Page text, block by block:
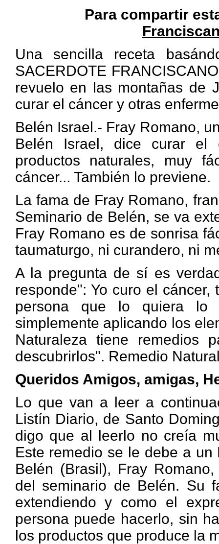
Para compartir
Una sencilla receta
SACERDOTE
revuelo en las montañas de
curar el cáncer y otras
Belén Israel.- Fray Romano,
Belén Israel, dice curar el
productos naturales, muy
cáncer... También lo previene.
La fama de Fray Romano,
Seminario de Belén, se va
Fray Romano es de sonrisa
taumaturgo, ni curandero, ni
A la pregunta de sí es
responde": Yo curo el
persona que lo quiera lo
simplemente aplicando los
Naturaleza tiene remedios
descubrirlos". Remedio
Queridos Amigos, amigas,
Lo que van a leer a
Listín Diario, de Santo
digo que al leerlo no creía
Este remedio se le debe a
Belén (Brasil), Fray
del seminario de Belén. Su
extendiendo y como el
persona puede hacerlo, sin
los productos que produce la